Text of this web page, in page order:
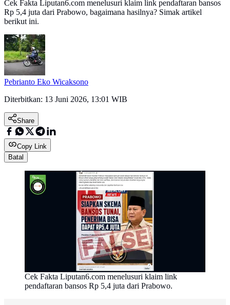
Cek Fakta Liputan6.com menelusuri klaim link pendaftaran bansos
Rp 5,4 juta dari Prabowo, bagaimana hasilnya? Simak artikel
berikut ini.
Pebrianto Eko Wicaksono
Diterbitkan: 13 Juni 2026, 13:01 WIB
Share
Copy Link
Batal
Cek Fakta Liputan6.com menelusuri klaim link
pendaftaran bansos Rp 5,4 juta dari Prabowo.